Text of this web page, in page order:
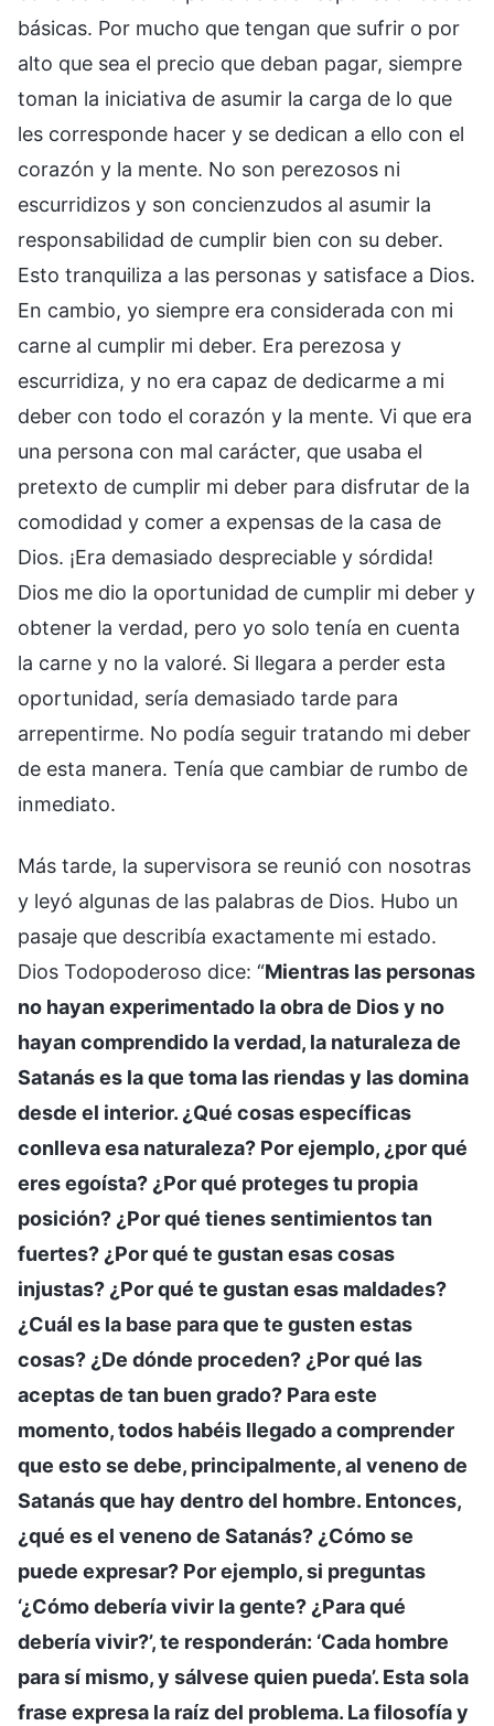
básicas. Por mucho que tengan que sufrir o por
alto que sea el precio que deban pagar, siempre
toman la iniciativa de asumir la carga de lo que
les corresponde hacer y se dedican a ello con el
corazón y la mente. No son perezosos ni
escurridizos y son concienzudos al asumir la
responsabilidad de cumplir bien con su deber.
Esto tranquiliza a las personas y satisface a Dios.
En cambio, yo siempre era considerada con mi
carne al cumplir mi deber. Era perezosa y
escurridiza, y no era capaz de dedicarme a mi
deber con todo el corazón y la mente. Vi que era
una persona con mal carácter, que usaba el
pretexto de cumplir mi deber para disfrutar de la
comodidad y comer a expensas de la casa de
Dios. ¡Era demasiado despreciable y sórdida!
Dios me dio la oportunidad de cumplir mi deber y
obtener la verdad, pero yo solo tenía en cuenta
la carne y no la valoré. Si llegara a perder esta
oportunidad, sería demasiado tarde para
arrepentirme. No podía seguir tratando mi deber
de esta manera. Tenía que cambiar de rumbo de
inmediato.
Más tarde, la supervisora se reunió con nosotras
y leyó algunas de las palabras de Dios. Hubo un
pasaje que describía exactamente mi estado.
Dios Todopoderoso dice: “Mientras las personas
no hayan experimentado la obra de Dios y no
hayan comprendido la verdad, la naturaleza de
Satanás es la que toma las riendas y las domina
desde el interior. ¿Qué cosas específicas
conlleva esa naturaleza? Por ejemplo, ¿por qué
eres egoísta? ¿Por qué proteges tu propia
posición? ¿Por qué tienes sentimientos tan
fuertes? ¿Por qué te gustan esas cosas
injustas? ¿Por qué te gustan esas maldades?
¿Cuál es la base para que te gusten estas
cosas? ¿De dónde proceden? ¿Por qué las
aceptas de tan buen grado? Para este
momento, todos habéis llegado a comprender
que esto se debe, principalmente, al veneno de
Satanás que hay dentro del hombre. Entonces,
¿qué es el veneno de Satanás? ¿Cómo se
puede expresar? Por ejemplo, si preguntas
‘¿Cómo debería vivir la gente? ¿Para qué
debería vivir?’, te responderán: ‘Cada hombre
para sí mismo, y sálvese quien pueda’. Esta sola
frase expresa la raíz del problema. La filosofía y